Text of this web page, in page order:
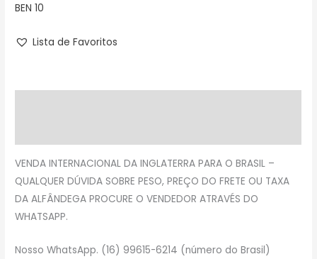
BEN 10
Lista de Favoritos
VENDA INTERNACIONAL DA INGLATERRA PARA O BRASIL –
QUALQUER DÚVIDA SOBRE PESO, PREÇO DO FRETE OU TAXA
DA ALFÂNDEGA PROCURE O VENDEDOR ATRAVÉS DO
WHATSAPP.
Nosso WhatsApp. (16) 99615-6214 (número do Brasil)